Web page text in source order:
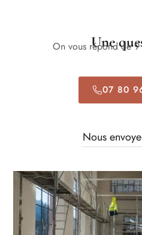
Une
On vous répond de
07 80
Nous